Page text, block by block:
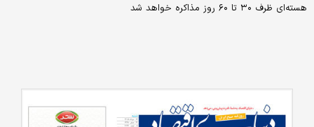
هسته‌ای ظرف ۳۰ تا ۶۰ روز مذاکره خواهد شد